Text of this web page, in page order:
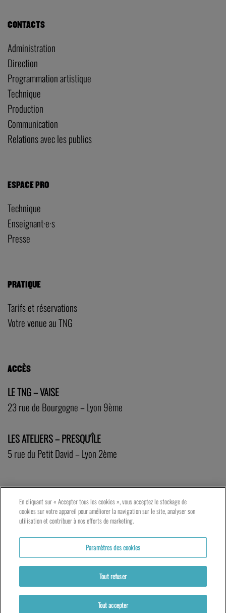
CONTACTS
Administration
Direction
Programmation artistique
Technique
Production
Communication
Relations avec les publics
ESPACE PRO
Technique
Enseignant·e·s
Presse
PRATIQUE
Tarifs et réservations
Votre venue au TNG
ACCÈS
LE TNG – VAISE
23 rue de Bourgogne – Lyon 9ème
LES ATELIERS – PRESQU’ÎLE
5 rue du Petit David – Lyon 2ème
Mentions légales
En cliquant sur « Accepter tous les cookies », vous acceptez le stockage de
cookies sur votre appareil pour améliorer la navigation sur le site, analyser son
utilisation et contribuer à nos efforts de marketing.
Paramètres des cookies
Tout refuser
Tout accepter